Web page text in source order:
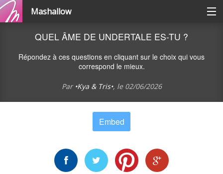
Mashallow
Catégories
Se connecter / s'inscrire
Créer un quizz
QUEL ÂME DE UNDERTALE ES-TU ?
Répondez à ces questions en cliquant sur le choix qui vous
correspond le mieux.
Par •Kya & Tris•, le 02/06/2026
Embed